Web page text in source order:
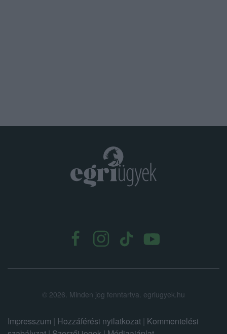
© 2026. Minden jog fenntartva. egriugyek.hu
Impresszum | Hozzáférési nyilatkozat | Kommentelési